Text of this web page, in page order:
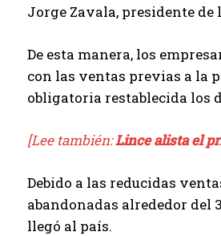
Jorge Zavala, presidente de
De esta manera, los
con las ventas previas a la
obligatoria restablecida los
[Lee también:Lince alista el
Debido a las reducidas
abandonadas alrededor del
llegó al país.